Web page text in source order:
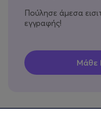
Πούλησε άμεσα
εγγραφής!